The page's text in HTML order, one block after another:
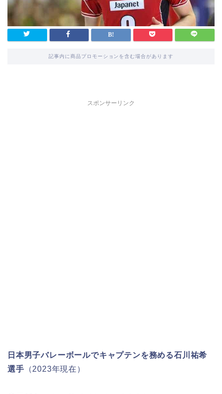
記事内に商品プロモーションを含む場合があります
スポンサーリンク
日本男子バレーボールでキャプテンを務める石川祐希
選手 （2023年現在）